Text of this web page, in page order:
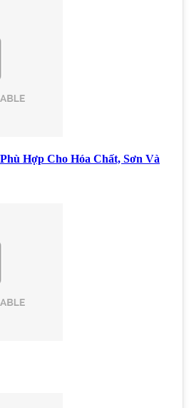
Hợp Cho Hóa Chất, Sơn Và